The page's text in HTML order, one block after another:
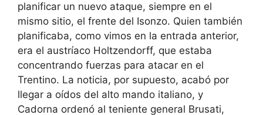
planificar un nuevo ataque, siempre en el
mismo sitio, el frente del Isonzo. Quien también
planificaba, como vimos en la entrada anterior,
era el austríaco Holtzendorff, que estaba
concentrando fuerzas para atacar en el
Trentino. La noticia, por supuesto, acabó por
llegar a oídos del alto mando italiano, y
Cadorna ordenó al teniente general Brusati,